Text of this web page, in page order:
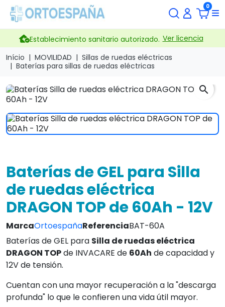
0
Establecimiento sanitario autorizado. Ver licencia
Início
MOVILIDAD
Sillas de ruedas eléctricas
Baterías para sillas de ruedas eléctricas
search
Baterías de GEL para Silla
de ruedas eléctrica
DRAGON TOP de 60Ah - 12V
MarcaOrtoespañaReferenciaBAT-60A
Baterías de GEL para Silla de ruedas eléctrica
DRAGON TOPde INVACARE de 60Ah de capacidad y
12V de tensión.
Cuentan con una mayor recuperación a la "descarga
profunda" lo que le confieren una vida útil mayor.